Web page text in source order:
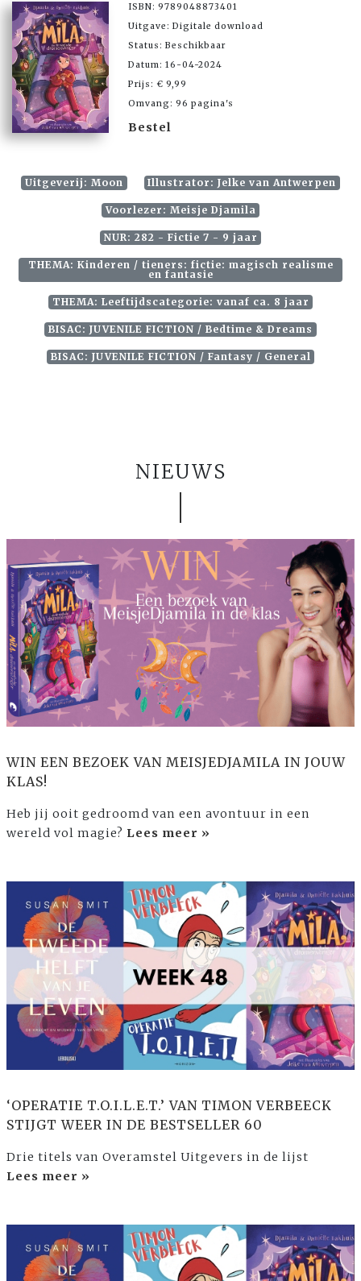
ISBN: 9789048873401
Uitgave: Digitale download
Status: Beschikbaar
Datum: 16-04-2024
Prijs: € 9,99
Omvang: 96 pagina's
Bestel
Uitgeverij: Moon Illustrator: Jelke van Antwerpen
Voorlezer: Meisje Djamila
NUR: 282 - Fictie 7 - 9 jaar
THEMA: Kinderen / tieners: fictie: magisch realisme
en fantasie
THEMA: Leeftijdscategorie: vanaf ca. 8 jaar
BISAC: JUVENILE FICTION / Bedtime & Dreams
BISAC: JUVENILE FICTION / Fantasy / General
NIEUWS
WIN EEN BEZOEK VAN MEISJEDJAMILA IN JOUW
KLAS!
Heb jij ooit gedroomd van een avontuur in een
wereld vol magie? Lees meer »
‘OPERATIE T.O.I.L.E.T.’ VAN TIMON VERBEECK
STIJGT WEER IN DE BESTSELLER 60
Drie titels van Overamstel Uitgevers in de lijst
Lees meer »